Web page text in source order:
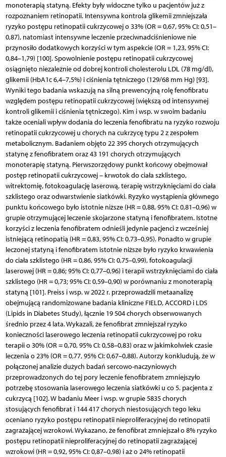
monoterapią statyną. Efekty były widoczne tylko u pacjentów już z
rozpoznaniem retinopatii. Intensywna kontrola glikemii zmniejszała
ryzyko postępu retinopatii cukrzycowej o 33% (OR = 0,67, 95% CI: 0,51–
0,87), natomiast intensywne leczenie przeciwnadciśnieniowe nie
przynosiło dodatkowych korzyści w tym aspekcie (OR = 1,23, 95% CI:
0,84–1,79) [100]. Spowolnienie postępu retinopatii cukrzycowej
osiągnięto niezależnie od dobrej kontroli cholesterolu LDL (78 mg/dl),
glikemii (HbA1c 6,4–7,5%) i ciśnienia tętniczego (129/68 mm Hg) [93].
Wyniki tego badania wskazują na silną prewencyjną rolę fenofibratu
względem postępu retinopatii cukrzycowej (większą od intensywnej
kontroli glikemii i ciśnienia tętniczego). Kim i wsp. w swoim badaniu
także oceniali wpływ dodania do leczenia fenofibratu na ryzyko rozwoju
retinopatii cukrzycowej u chorych na cukrzycę typu 2 z zespołem
metabolicznym. Badaniem objęto 22 395 chorych otrzymujących
statynę z fenofibratem oraz 43 191 chorych otrzymujących
monoterapię statyną. Pierwszorzędowy punkt końcowy obejmował
postęp retinopatii cukrzycowej – krwotok do ciała szklistego,
witrektomię, fotokoagulację laserową, terapię wstrzyknięciami do ciała
szklistego oraz odwarstwienie siatkówki. Ryzyko wystąpienia głównego
punktu końcowego było istotnie niższe (HR = 0,88, 95% CI: 0,81–0,96) w
grupie otrzymującej leczenie skojarzone statyną i fenofibratem. Istotne
korzyści z leczenia fenofibratem odnieśli jedynie pacjenci z wcześniej
istniejącą retinopatią (HR = 0,83, 95% CI: 0,73–0,95). Ponadto w grupie
leczonej statyną i fenofibratem istotnie niższe było ryzyko krwawienia
do ciała szklistego (HR = 0,86, 95% CI: 0,75–0,99), fotokoagulacji
laserowej (HR = 0,86; 95% CI: 0,77–0,96) i terapii wstrzyknięciami do ciała
szklistego (HR = 0,73; 95% CI: 0,59–0,90) w porównaniu z monoterapią
statyną [101]. Preiss i wsp. w 2022 r. przeprowadzili metaanalizę
obejmującą randomizowane badania kliniczne FIELD, ACCORD i LDS
(Lipids in Diabetes Study), łącznie 19 504 chorych obserwowanych
średnio przez 4 lata. Wykazali, że fenofibrat zmniejszał ryzyko
konieczności laserowego leczenia retinopatii cukrzycowej po roku
terapii o 30% (OR = 0,70, 95% CI: 0,58–0,83) oraz w jakimkolwiek czasie
leczenia o 23% (OR = 0,77, 95% CI: 0,67–0,88). Autorzy konkludują, że w
połączonej analizie dużych badań sercowo-naczyniowych
przeprowadzonych do tej pory leczenie fenofibratem zmniejszyło
potrzebę stosowania laserowego leczenia siatkówki u co 5. pacjenta z
cukrzycą [102]. W badaniu Meer i wsp. w grupie 5835 chorych
stosujących fenofibrat i 144 417 chorych niestosujących tego leku
oceniano ryzyko postępu retinopatii nieproliferacyjnej do retinopatii
zagrażającej wzrokowi. Wykazano, że fenofibrat zmniejszał o 8% ryzyko
postępu retinopatii nieproliferacyjnej do retinopatii zagrażającej
wzrokowi (HR = 0,92, 95% CI: 0,87–0,98) i aż o 24% retinopatii